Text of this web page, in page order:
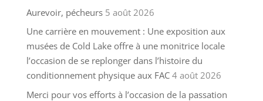
Aurevoir, pécheurs 5 août 2026
Une carrière en mouvement : Une exposition aux
musées de Cold Lake offre à une monitrice locale
l’occasion de se replonger dans l’histoire du
conditionnement physique aux FAC 4 août 2026
Merci pour vos efforts à l’occasion de la passation